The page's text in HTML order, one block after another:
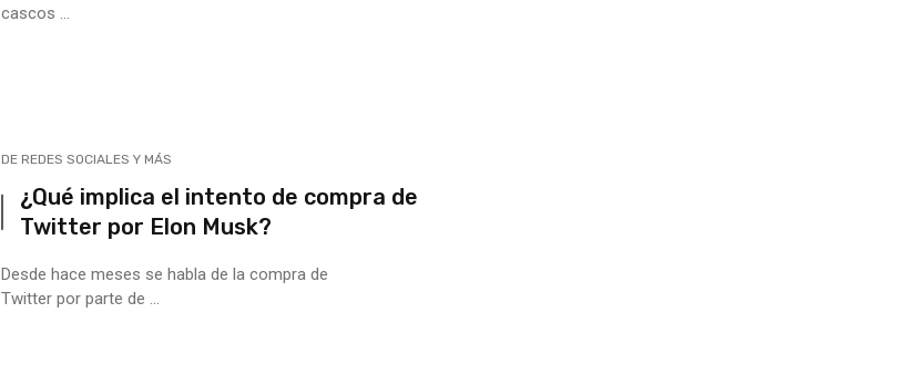
cascos ...
DE REDES SOCIALES Y MÁS
¿Qué implica el intento de compra de
Twitter por Elon Musk?
Desde hace meses se habla de la compra de
Twitter por parte de ...